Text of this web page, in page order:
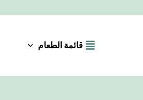
قائمة الطعام